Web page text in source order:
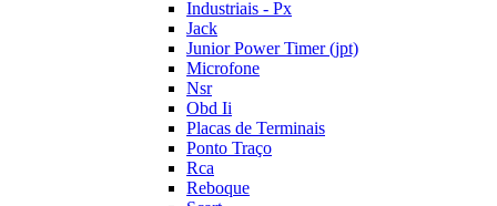
Industriais - Px
Jack
Junior Power Timer (jpt)
Microfone
Nsr
Obd Ii
Placas de Terminais
Ponto Traço
Rca
Reboque